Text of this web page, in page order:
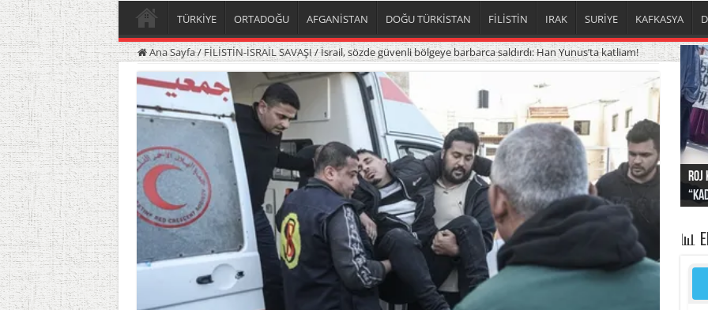
TÜRKİYE ORTADOĞU AFGANİSTAN DOĞU TÜRKİSTAN FİLİSTİN IRAK SURİYE KAFKASYA
Ana Sayfa/FİLİSTİN-İSRAİL SAVAŞI/İsrail, sözde güvenli bölgeye barbarca saldırdı: Han Yunus’ta katliam!
Roj
📊